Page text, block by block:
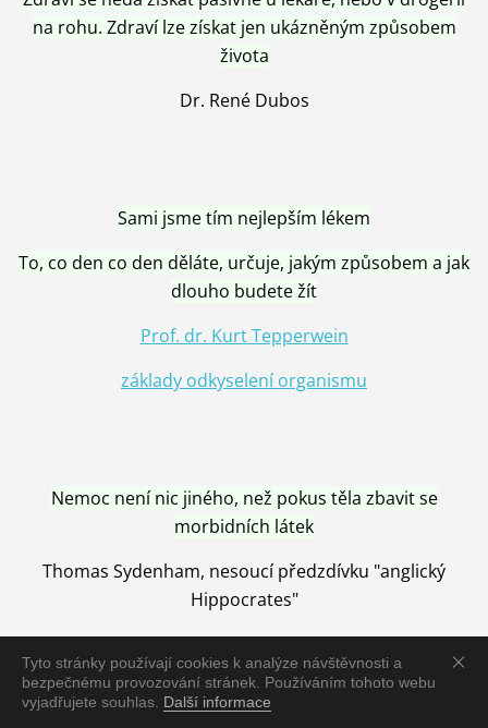
Tyto stránky používají cookies k analýze návštěvnosti a
bezpečnému provozování stránek. Používáním tohoto webu
vyjadřujete souhlas. Další informace
na rohu. Zdraví lze získat jen ukázněným způsobem
života
Dr. René Dubos
Sami jsme tím nejlepším lékem
To, co den co den děláte, určuje, jakým způsobem a jak
dlouho budete žít
Prof. dr. Kurt Tepperwein
základy odkyselení organismu
Nemoc není nic jiného, než pokus těla zbavit se
morbidních látek
Thomas Sydenham, nesoucí předzdívku "anglický
Hippocrates"
Nemoc je vyléčena jen pomocí Přírody, neutralizací a